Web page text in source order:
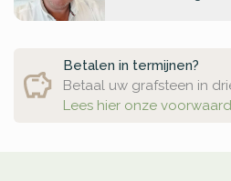
Betalen in termijnen?
Betaal uw grafsteen in
Lees hier onze